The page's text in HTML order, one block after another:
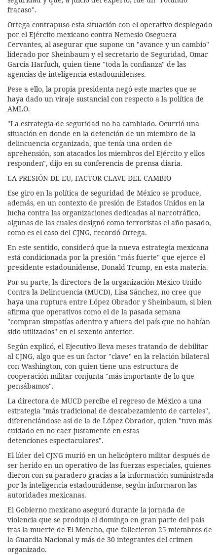
fracaso".
Ortega contrapuso esta situación con el operativo desplegado
por el Ejército mexicano contra Nemesio Oseguera
Cervantes, al asegurar que supone un "avance y un cambio"
liderado por Sheinbaum y el secretario de Seguridad, Omar
García Harfuch, quien tiene "toda la confianza" de las
agencias de inteligencia estadounidenses.
Pese a ello, la propia presidenta negó este martes que se
haya dado un viraje sustancial con respecto a la política de
AMLO.
"La estrategia de seguridad no ha cambiado. Ocurrió una
situación en donde en la detención de un miembro de la
delincuencia organizada, que tenía una orden de
aprehensión, son atacados los miembros del Ejército y ellos
responden", dijo en su conferencia de prensa diaria.
LA PRESIÓN DE EU, FACTOR CLAVE DEL CAMBIO
Ese giro en la política de seguridad de México se produce,
además, en un contexto de presión de Estados Unidos en la
lucha contra las organizaciones dedicadas al narcotráfico,
algunas de las cuales designó como terroristas el año pasado,
como es el caso del CJNG, recordó Ortega.
En este sentido, consideró que la nueva estrategia mexicana
está condicionada por la presión "más fuerte" que ejerce el
presidente estadounidense, Donald Trump, en esta materia.
Por su parte, la directora de la organización México Unido
Contra la Delincuencia (MUCD), Lisa Sánchez, no cree que
haya una ruptura entre López Obrador y Sheinbaum, si bien
afirma que operativos como el de la pasada semana
"compran simpatías adentro y afuera del país que no habían
sido utilizados" en el sexenio anterior.
Según explicó, el Ejecutivo lleva meses tratando de debilitar
al CJNG, algo que es un factor "clave" en la relación bilateral
con Washington, con quien tiene una estructura de
cooperación militar conjunta "más importante de lo que
pensábamos".
La directora de MUCD percibe el regreso de México a una
estrategia "más tradicional de descabezamiento de carteles",
diferenciándose así de la de López Obrador, quien "tuvo más
cuidado en no caer justamente en estas
detenciones espectaculares".
El líder del CJNG murió en un helicóptero militar después de
ser herido en un operativo de las fuerzas especiales, quienes
dieron con su paradero gracias a la información suministrada
por la inteligencia estadounidense, según informaron las
autoridades mexicanas.
El Gobierno mexicano aseguró durante la jornada de
violencia que se produjo el domingo en gran parte del país
tras la muerte de El Mencho, que fallecieron 25 miembros de
la Guardia Nacional y más de 30 integrantes del crimen
organizado.